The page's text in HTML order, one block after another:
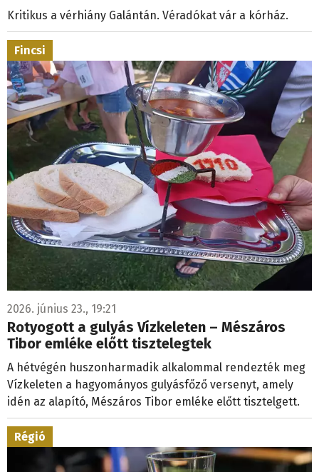
Kritikus a vérhiány Galántán. Véradókat vár a kórház.
Fincsi
2026. június 23., 19:21
Rotyogott a gulyás Vízkeleten – Mészáros
Tibor emléke előtt tisztelegtek
A hétvégén huszonharmadik alkalommal rendezték meg
Vízkeleten a hagyományos gulyásfőző versenyt, amely
idén az alapító, Mészáros Tibor emléke előtt tisztelgett.
Régió